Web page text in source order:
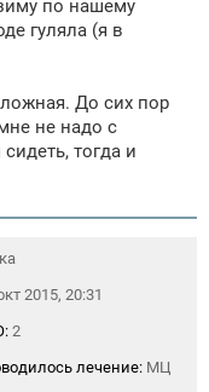
по нашему
гуляла (я в
До сих пор
не надо с
тогда и
2015, 20:31
2
лечение: МЦ